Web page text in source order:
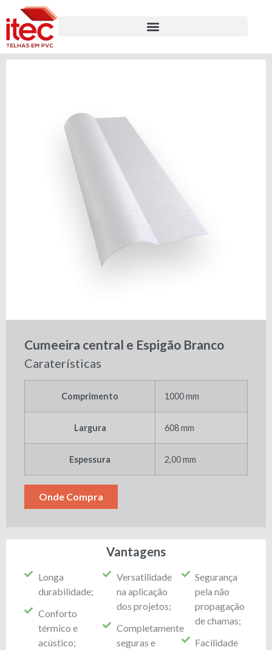
Cumeeira central e Espigão Branco
Caraterísticas
Comprimento 1000 mm
Largura 608 mm
Espessura 2,00 mm
Onde Compra
Vantagens
Longa
durabilidade;
Conforto
térmico e
acústico;
Versatilidade
na aplicação
dos projetos;
Completamente
seguras e
Segurança
pela não
propagação
de chamas;
Facilidade